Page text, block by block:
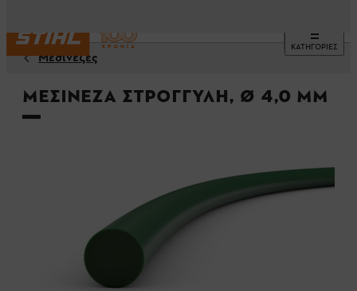
ΚΑΤΗΓΟΡΙΕΣ
Μεσινέζες
Μεσινέζα στρογγυλή, Ø 4,0 mm